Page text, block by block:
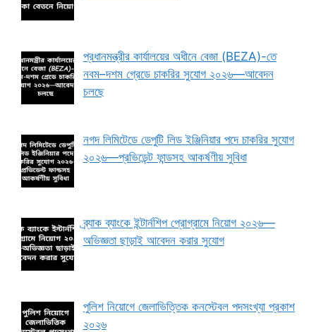
প্রধানমন্ত্রীর কার্যালয়ের অধীনে বেজা (BEZA)-তে
নবম–দশম গ্রেডে চাকরির সুযোগ ২০২৬—আবেদন
চলছে
নগদ লিমিটেডে ডেপুটি লিড ইঞ্জিনিয়ার পদে চাকরির সুযোগ
২০২৬—প্রভিডেন্ট ফান্ডসহ আকর্ষণীয় সুবিধা
ব্র্যাক ব্যাংকে ইন্টার্নশিপ প্রোগ্রামে নিয়োগ ২০২৬—
অভিজ্ঞতা ছাড়াই আবেদন করার সুযোগ
পুলিশ নিয়োগে জেলাভিত্তিক কনস্টেবল পদসংখ্যা প্রকাশ
২০২৬